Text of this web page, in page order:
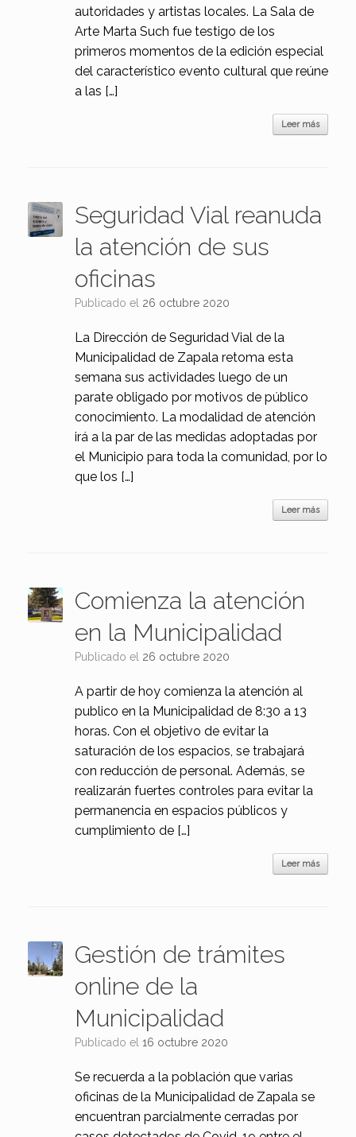
autoridades y artistas locales. La Sala de
Arte Marta Such fue testigo de los
primeros momentos de la edición especial
del característico evento cultural que reúne
a las […]
Leer más
Seguridad Vial reanuda
la atención de sus
oficinas
Publicado el 26 octubre 2020
La Dirección de Seguridad Vial de la
Municipalidad de Zapala retoma esta
semana sus actividades luego de un
parate obligado por motivos de público
conocimiento. La modalidad de atención
irá a la par de las medidas adoptadas por
el Municipio para toda la comunidad, por lo
que los […]
Leer más
Comienza la atención
en la Municipalidad
Publicado el 26 octubre 2020
A partir de hoy comienza la atención al
publico en la Municipalidad de 8:30 a 13
horas. Con el objetivo de evitar la
saturación de los espacios, se trabajará
con reducción de personal. Además, se
realizarán fuertes controles para evitar la
permanencia en espacios públicos y
cumplimiento de […]
Leer más
Gestión de trámites
online de la
Municipalidad
Publicado el 16 octubre 2020
Se recuerda a la población que varias
oficinas de la Municipalidad de Zapala se
encuentran parcialmente cerradas por